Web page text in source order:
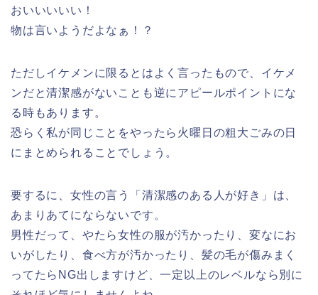
おいいいいい！
物は言いようだよなぁ！？
ただしイケメンに限る とはよく言ったもので、イケメ
ンだと清潔感がないことも逆にアピールポイントにな
る時もあります。
恐らく私が同じことをやったら火曜日の粗大ごみの日
にまとめられることでしょう。
要するに、女性の言う「清潔感のある人が好き」は、
あまりあてにならないです。
男性だって、やたら女性の服が汚かったり、変なにお
いがしたり、食べ方が汚かったり、髪の毛が傷みまく
ってたらNG出しますけど、一定以上のレベルなら別に